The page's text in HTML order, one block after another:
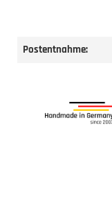
Postentnahme: